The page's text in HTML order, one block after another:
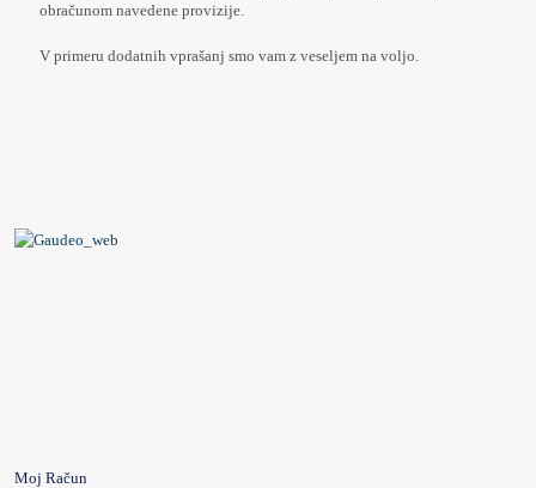
obračunom navedene provizije.
V primeru dodatnih vprašanj smo vam z veseljem na voljo.
Moj Račun